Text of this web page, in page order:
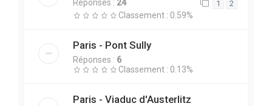
Réponses : 24 1 2
Classement : 0.59%
Paris - Pont Sully
Réponses : 6
Classement : 0.13%
Paris - Viaduc d'Austerlitz